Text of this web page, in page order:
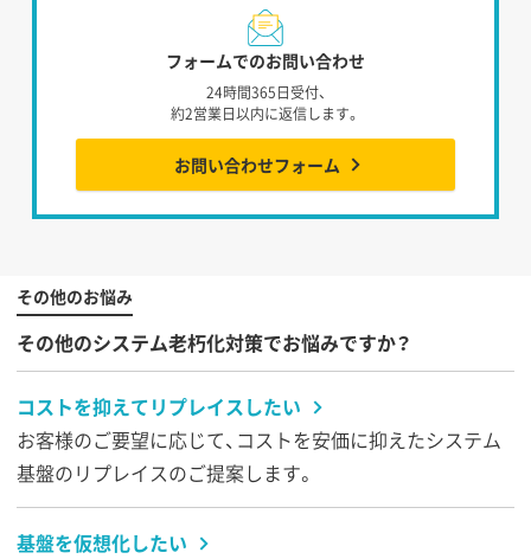
フォームでのお問い合わせ
24時間365日受付、
約2営業日以内に返信します。
お問い合わせフォーム
その他のお悩み
その他のシステム老朽化対策でお悩みですか？
コストを抑えてリプレイスしたい
お客様のご要望に応じて、コストを安価に抑えたシステム
基盤のリプレイスのご提案します。
基盤を仮想化したい